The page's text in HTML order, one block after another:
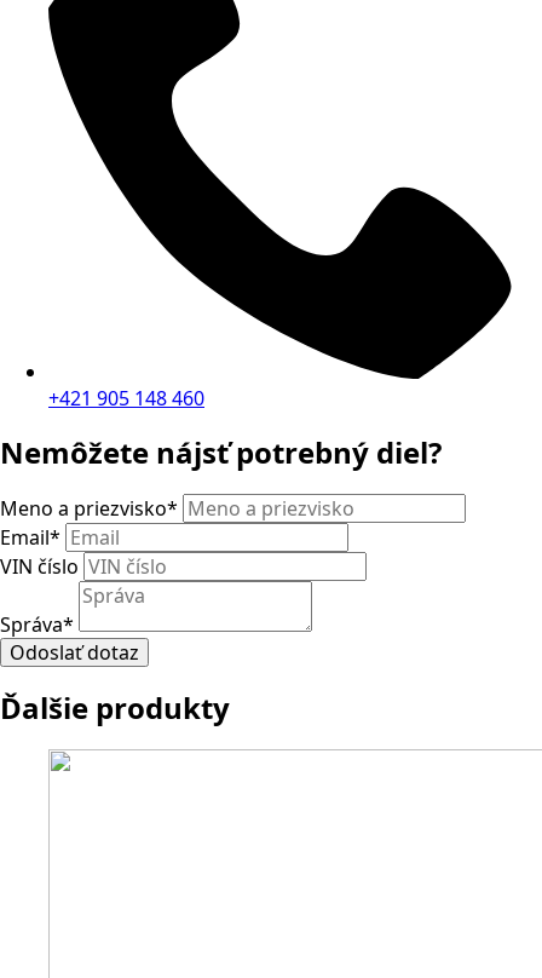
+421 905 148 460
Nemôžete nájsť potrebný diel?
Meno a priezvisko*
Email*
VIN číslo
Správa*
Odoslať dotaz
Ďalšie produkty